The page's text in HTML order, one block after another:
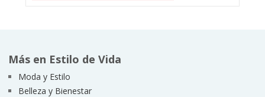
Más en Estilo de Vida
Moda y Estilo
Belleza y Bienestar